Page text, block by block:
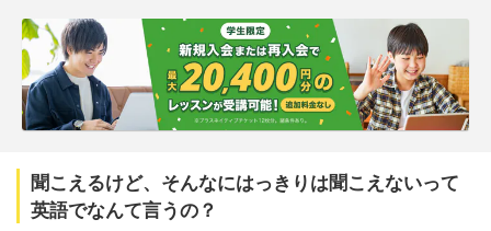
聞こえるけど、そんなにはっきりは聞こえないって
英語でなんて言うの？